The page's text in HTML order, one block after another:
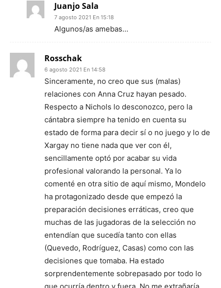
Juanjo Sala
7 agosto 2021 En 15:18
Algunos/as amebas…
Rosschak
6 agosto 2021 En 14:58
Sinceramente, no creo que sus (malas)
relaciones con Anna Cruz hayan pesado.
Respecto a Nichols lo desconozco, pero la
cántabra siempre ha tenido en cuenta su
estado de forma para decir sí o no juego y lo de
Xargay no tiene nada que ver con él,
sencillamente optó por acabar su vida
profesional valorando la personal. Ya lo
comenté en otra sitio de aquí mismo, Mondelo
ha protagonizado desde que empezó la
preparación decisiones erráticas, creo que
muchas de las jugadoras de la selección no
entendían que sucedía tanto con ellas
(Quevedo, Rodríguez, Casas) como con las
decisiones que tomaba. Ha estado
sorprendentemente sobrepasado por todo lo